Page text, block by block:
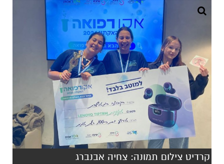
קרדיט צילום תמונה: צחיה אבנברג